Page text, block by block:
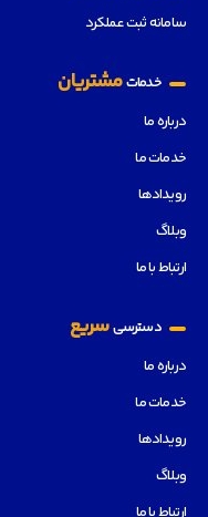
سامانه ثبت عملکرد
خدماتمشتریان
درباره ما
خدمات ما
رویدادها
وبلاگ
ارتباط با ما
دسترسیسریع
درباره ما
خدمات ما
رویدادها
وبلاگ